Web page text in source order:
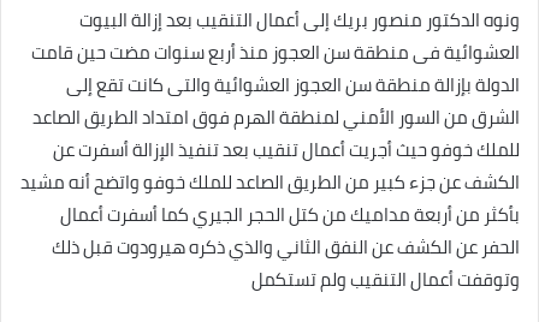
ونوه الدكتور منصور بريك إلى أعمال التنقيب بعد إزالة البيوت
العشوائية فى منطقة سن العجوز منذ أربع سنوات مضت حين قامت
الدولة بإزالة منطقة سن العجوز العشوائية والتى كانت تقع إلى
الشرق من السور الأمني لمنطقة الهرم فوق امتداد الطريق الصاعد
للملك خوفو حيث أجريت أعمال تنقيب بعد تنفيذ الإزالة أسفرت عن
الكشف عن جزء كبير من الطريق الصاعد للملك خوفو واتضح أنه مشيد
بأكثر من أربعة مداميك من كتل الحجر الجيري كما أسفرت أعمال
الحفر عن الكشف عن النفق الثاني والذي ذكره هيرودوت قبل ذلك
وتوقفت أعمال التنقيب ولم تستكمل